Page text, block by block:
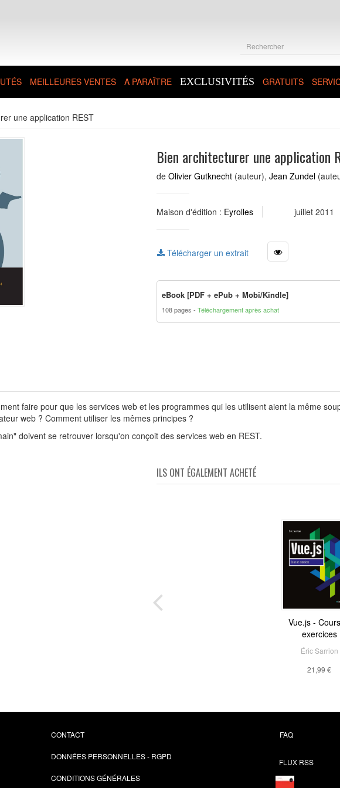
MEILLEURES VENTES A PARAÎTRE EXCLUSIVITÉS GRATUITS
une application REST
Bien architecturer une application
de Olivier Gutknecht (auteur), Jean Zundel
Maison d'édition : Eyrolles juillet 2011
Télécharger un extrait
eBook [PDF + ePub + Mobi/Kindle]
108 pages Téléchargement après achat
faire pour que les services web et les programmes qui les utilisent aient la même
web ? Comment utiliser les mêmes principes ?
doivent se retrouver lorsqu'on conçoit des services web en REST.
ILS ONT ÉGALEMENT ACHETÉ
Vue.js -
exercices
Éric Sarrion
21,99 €
CONTACT
DONNÉES PERSONNELLES - RGPD
CONDITIONS GÉNÉRALES
FAQ
FLUX RSS